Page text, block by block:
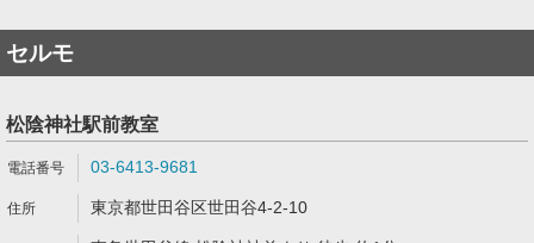
セルモ
松陰神社駅前教室
03-6413-9681
東京都世田谷区世田谷4-2-10